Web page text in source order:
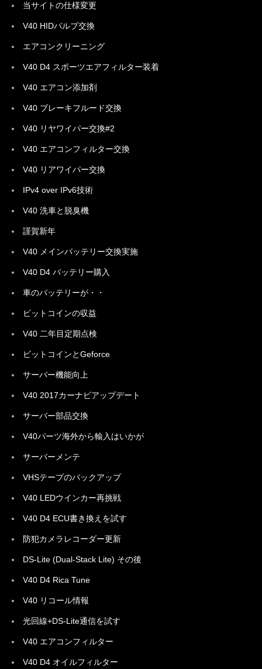
当サイトの仕様変更
V40 HIDバルブ交換
エアコンクリーニング
V40 D4 スポーツエアフィルター装着
V40 エアコン添加剤
V40 ブレーキフルード交換
V40 リヤワイパー交換#2
V40 エアコンフィルター交換
V40 リアワイパー交換
IPv4 over IPv6技術
V40 洗車と脱臭機
謹賀新年
V40 メインバッテリー交換実施
V40 D4 バッテリー購入
車のバッテリーが・・
ビットコインの収益
V40 二年目定期点検
ビットコインとGeforce
サーバー機能向上
V40 2017カーナビアップデート
サーバー部品交換
V40パーツ海外から輸入はいかが
サーバーメンテ
VHSテープのバックアップ
V40 LEDウインカー再挑戦
V40 D4 ECU書き換えを試す
防犯カメラレコーダー更新
DS-Lite (Dual-Stack Lite) その後
V40 D4 Rica Tune
V40 リコール情報
光回線+DS-Lite通信を試す
V40 エアコンフィルター
V40 D4 オイルフィルター